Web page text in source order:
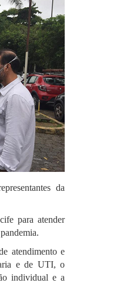
da
para atender
atendimento e
e de UTI, o
individual e a